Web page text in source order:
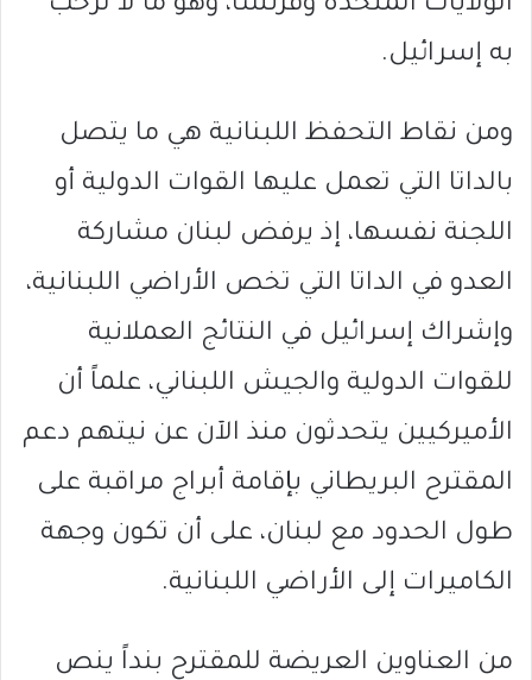
به إسرائيل.
ومن نقاط التحفظ اللبنانية هي ما يتصل
بالداتا التي تعمل عليها القوات الدولية أو
اللجنة نفسها، إذ يرفض لبنان مشاركة
العدو في الداتا التي تخص الأراضي اللبنانية،
وإشراك إسرائيل في النتائج العملانية
للقوات الدولية والجيش اللبناني، علماً أن
الأميركيين يتحدثون منذ الآن عن نيتهم دعم
المقترح البريطاني بإقامة أبراج مراقبة على
طول الحدود مع لبنان، على أن تكون وجهة
الكاميرات إلى الأراضي اللبنانية.
من العناوين العريضة للمقترح بنداً ينص